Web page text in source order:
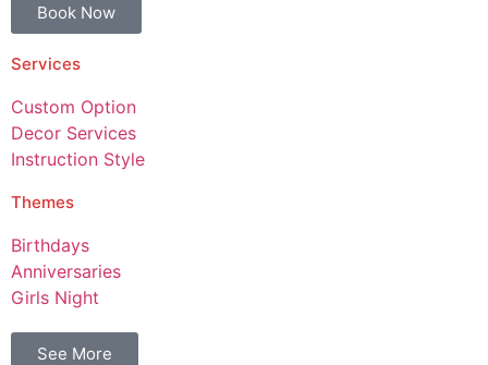
Book Now
Services
Custom Option
Decor Services
Instruction Style
Themes
Birthdays
Anniversaries
Girls Night
See More